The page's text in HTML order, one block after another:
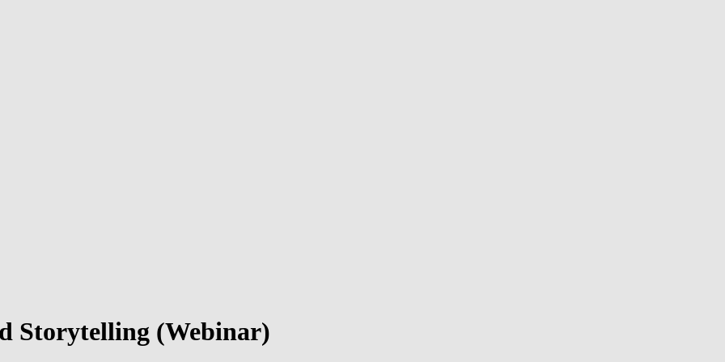
Storytelling (Webinar)